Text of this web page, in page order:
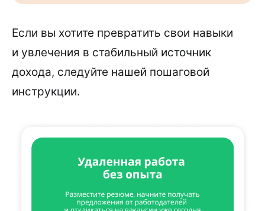
Если вы хотите превратить свои навыки
и увлечения в стабильный источник
дохода, следуйте нашей пошаговой
инструкции.